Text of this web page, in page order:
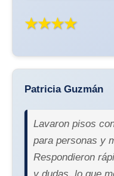
★★★★
Patricia Guzmán
Lavaron pisos
para personas y
Respondieron